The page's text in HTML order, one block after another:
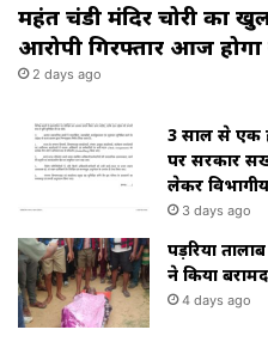
महंत चंडी मंदिर चोरी का
आरोपी गिरफ्तार आज
2 days ago
3 साल से एक
पर सरकार
लेकर
3 days ago
पड़रिया
ने किया बरामद
4 days ago